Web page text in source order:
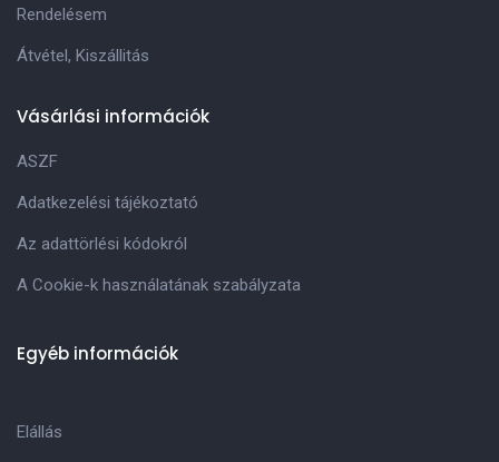
Rendelésem
Átvétel, Kiszállitás
Vásárlási információk
ASZF
Adatkezelési tájékoztató
Az adattörlési kódokról
A Cookie-k használatának szabályzata
Egyéb információk
Elállás